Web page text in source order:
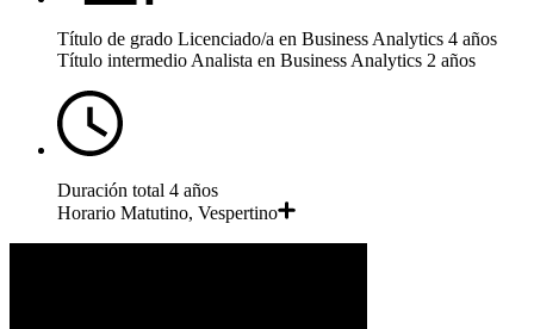
Título de grado Licenciado/a en Business Analytics 4 años
Título intermedio Analista en Business Analytics 2 años
Duración total 4 años
Horario Matutino, Vespertino